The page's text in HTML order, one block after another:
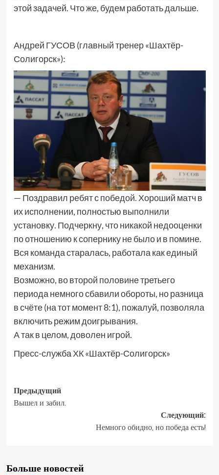
этой задачей. Что же, будем работать дальше.
Андрей ГУСОВ (главный тренер «Шахтёр-
Солигорск»):
— Поздравил ребят с победой. Хороший матч в
их исполнении, полностью выполнили
установку. Подчеркну, что никакой недооценки
по отношению к сопернику не было и в помине.
Вся команда старалась, работала как единый
механизм.
Возможно, во второй половине третьего
периода немного сбавили обороты, но разница
в счёте (на тот момент 8:1), пожалуй, позволяла
включить режим доигрывания.
А так в целом, доволен игрой.
Пресс-служба ХК «Шахтёр-Солигорск»
Предыдущий
Вышел и забил.
Следующий:
Немного обидно, но победа есть!
Больше новостей